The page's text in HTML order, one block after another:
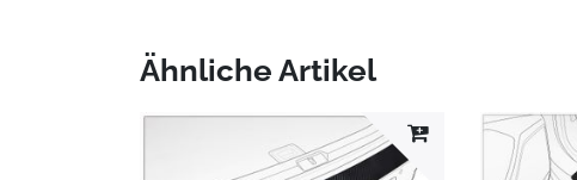
Ähnliche Artikel